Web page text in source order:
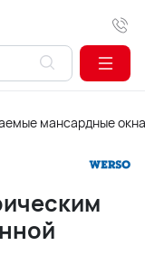
мансардные окна